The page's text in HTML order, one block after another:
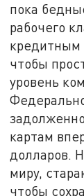
пока
рабочего
кредитным
чтобы
уровень
картам
долларов.
миру,
чтобы